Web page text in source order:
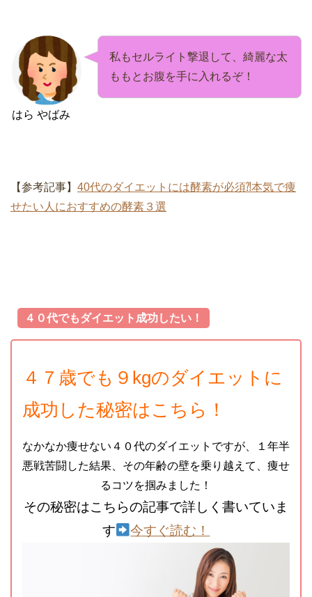
はら やばみ
私もセルライト撃退して、綺麗な太
ももとお腹を手に入れるぞ！
【参考記事】 40代のダイエットには酵素が必須⁈本気で痩
せたい人におすすめの酵素３選
４０代でもダイエット成功したい！
４７歳でも９kgのダイエットに
成功した秘密はこちら！
なかなか痩せない４０代のダイエットですが、１年半
悪戦苦闘した結果、その年齢の壁を乗り越えて、痩せ
るコツを掴みました！
その秘密はこちらの記事で詳しく書いていま
す
今すぐ読む！